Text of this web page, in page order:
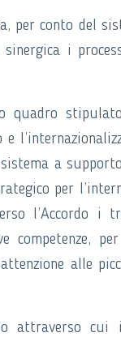
per conto del
i
quadro
e
a
per
l’Accordo
alle
attraverso